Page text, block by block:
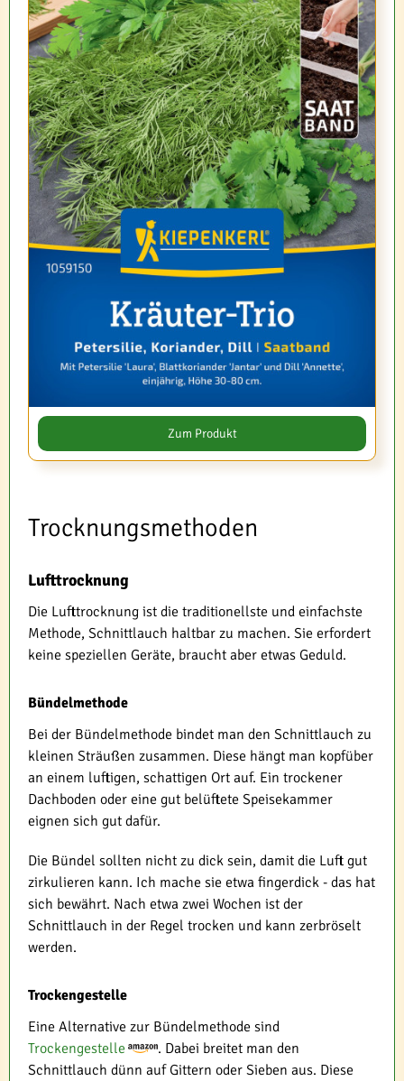
Zum Produkt
Trocknungsmethoden
Lufttrocknung
Die Lufttrocknung ist die traditionellste und einfachste
Methode, Schnittlauch haltbar zu machen. Sie erfordert
keine speziellen Geräte, braucht aber etwas Geduld.
Bündelmethode
Bei der Bündelmethode bindet man den Schnittlauch zu
kleinen Sträußen zusammen. Diese hängt man kopfüber
an einem luftigen, schattigen Ort auf. Ein trockener
Dachboden oder eine gut belüftete Speisekammer
eignen sich gut dafür.
Die Bündel sollten nicht zu dick sein, damit die Luft gut
zirkulieren kann. Ich mache sie etwa fingerdick - das hat
sich bewährt. Nach etwa zwei Wochen ist der
Schnittlauch in der Regel trocken und kann zerbröselt
werden.
Trockengestelle
Eine Alternative zur Bündelmethode sind
Trockengestelle
. Dabei breitet man den
Schnittlauch dünn auf Gittern oder Sieben aus. Diese